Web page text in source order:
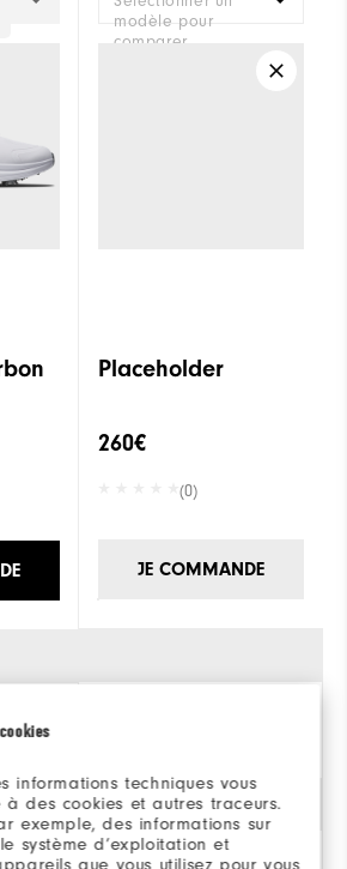
informations techniques vous
des cookies et autres traceurs.
exemple, des informations sur
système d’exploitation et
que vous utilisez pour vous
modèle pour
comparer.
Placeholder
260€
(0)
JE COMMANDE